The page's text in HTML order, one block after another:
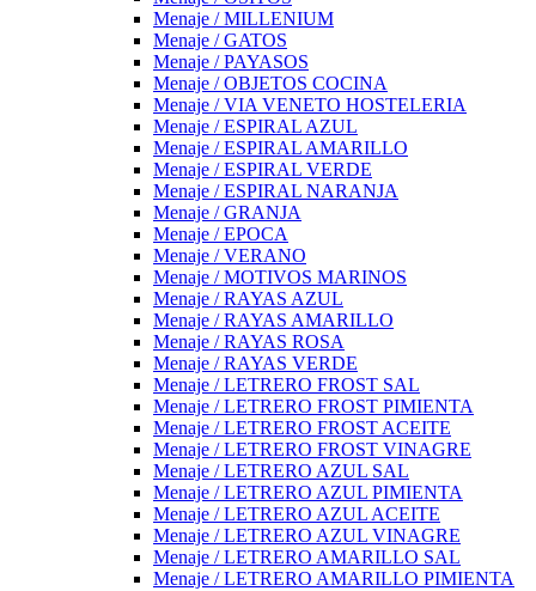
Menaje / MILLENIUM
Menaje / GATOS
Menaje / PAYASOS
Menaje / OBJETOS COCINA
Menaje / VIA VENETO HOSTELERIA
Menaje / ESPIRAL AZUL
Menaje / ESPIRAL AMARILLO
Menaje / ESPIRAL VERDE
Menaje / ESPIRAL NARANJA
Menaje / GRANJA
Menaje / EPOCA
Menaje / VERANO
Menaje / MOTIVOS MARINOS
Menaje / RAYAS AZUL
Menaje / RAYAS AMARILLO
Menaje / RAYAS ROSA
Menaje / RAYAS VERDE
Menaje / LETRERO FROST SAL
Menaje / LETRERO FROST PIMIENTA
Menaje / LETRERO FROST ACEITE
Menaje / LETRERO FROST VINAGRE
Menaje / LETRERO AZUL SAL
Menaje / LETRERO AZUL PIMIENTA
Menaje / LETRERO AZUL ACEITE
Menaje / LETRERO AZUL VINAGRE
Menaje / LETRERO AMARILLO SAL
Menaje / LETRERO AMARILLO PIMIENTA